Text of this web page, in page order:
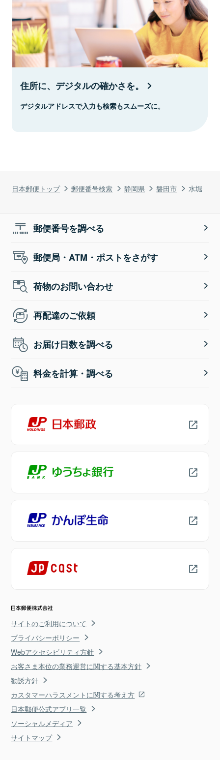
日本郵便トップ 郵便番号検索 静岡県 磐田市 水堀
住所に、デジタルの確かさを。
デジタルアドレスで入力も検索もスムーズに。
郵便番号を調べる
郵便局・ATM・ポストをさがす
荷物のお問い合わせ
再配達のご依頼
お届け日数を調べる
料金を計算・調べる
サイトのご利用について
プライバシーポリシー
Webアクセシビリティ方針
お客さま本位の業務運営に関する基本方針
勧誘方針
カスタマーハラスメントに関する考え方
日本郵便公式アプリ一覧
ソーシャルメディア
サイトマップ